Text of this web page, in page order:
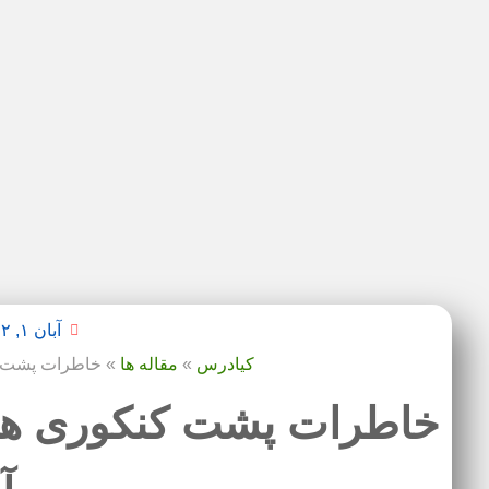
آبان ۱, ۱۴۰۲
کیادرس » مقاله ها » خاطرات پشت کنکوری